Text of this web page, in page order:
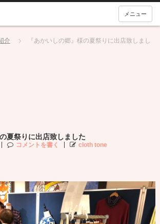
メニュー
介
『あかいしの郷』様の夏祭りに出店致しまし
夏祭りに出店致しました
コメントを書く cloth tone